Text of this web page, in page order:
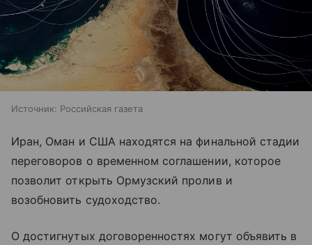
Источник: Российская газета
Иран, Оман и США находятся на финальной стадии
переговоров о временном соглашении, которое
позволит открыть Ормузский пролив и
возобновить судоходство.
О достигнутых договоренностях могут объявить в